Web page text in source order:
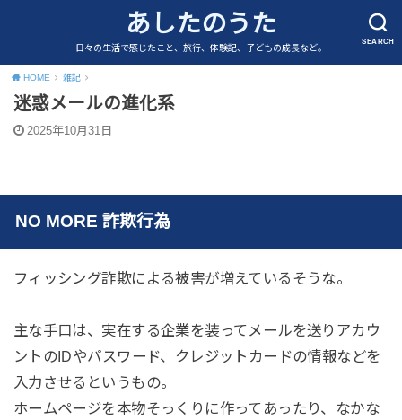
SEARCH
あしたのうた
日々の生活で感じたこと、旅行、体験記、子どもの成長など。
HOME 雑記
迷惑メールの進化系
2025年10月31日
NO MORE 詐欺行為
フィッシング詐欺による被害が増えているそうな。
主な手口は、実在する企業を装ってメールを送りアカウ
ントのIDやパスワード、クレジットカードの情報などを
入力させるというもの。
ホームページを本物そっくりに作ってあったり、なかな